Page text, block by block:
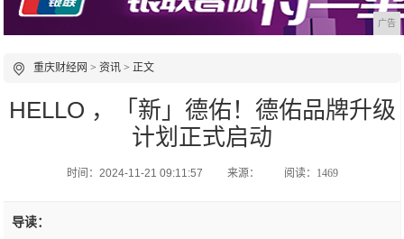
广告
重庆财经网 >资讯 > 正文
HELLO ，「新」德佑！德佑品牌升级
计划正式启动
时间：2024-11-21 09:11:57 来源： 阅读：1469
导读：